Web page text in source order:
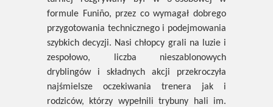
formule Funiño, przez co wymagał dobrego
przygotowania technicznego i podejmowania
szybkich decyzji. Nasi chłopcy grali na luzie i
zespołowo, liczba nieszablonowych
dryblingów i składnych akcji przekroczyła
najśmielsze oczekiwania trenera jak i
rodziców, którzy wypełnili trybuny hali im.